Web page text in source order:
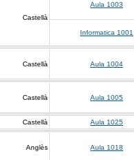
Castellà
Aula 1003
Informatica 1001
Castellà Aula 1004
Castellà Aula 1005
Castellà Aula 1025
Anglès Aula 1018